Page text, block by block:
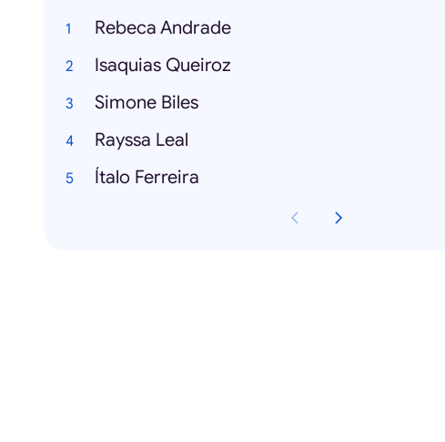
Rebeca Andrade
Isaquias Queiroz
Simone Biles
Rayssa Leal
Ítalo Ferreira